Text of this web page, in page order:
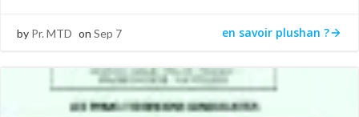
by Pr. MTD on Sep 7 en savoir plushan ?